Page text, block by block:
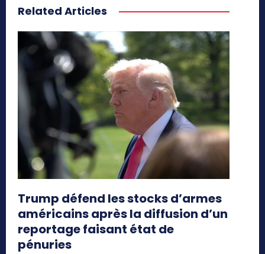
Related Articles
Trump défend les stocks d’armes
américains après la diffusion d’un
reportage faisant état de
pénuries